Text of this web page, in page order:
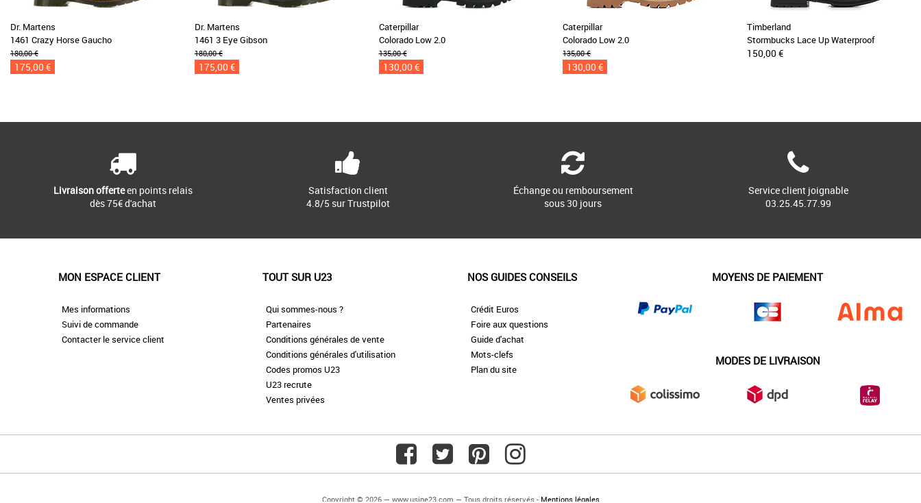
Dr. Martens
1461 Crazy Horse Gaucho
180,00 €
175,00 €
Dr. Martens
1461 3 Eye Gibson
180,00 €
175,00 €
Caterpillar
Colorado Low 2.0
135,00 €
130,00 €
Caterpillar
Colorado Low 2.0
135,00 €
130,00 €
Timberland
Stormbucks Lace Up Waterproof
150,00 €
Livraison offerteen points relais
dès 75€ d'achat
Satisfaction client
4.8/5 sur Trustpilot
Échange ou remboursement
sous 30 jours
Service client joignable
03.25.45.77.99
MON ESPACE CLIENT
Mes informations
Suivi de commande
Contacter le service client
TOUT SUR U23
Qui sommes-nous ?
Partenaires
Conditions générales de vente
Conditions générales d'utilisation
Codes promos U23
U23 recrute
Ventes privées
NOS GUIDES CONSEILS
Crédit Euros
Foire aux questions
Guide d'achat
Mots-clefs
Plan du site
MOYENS DE PAIEMENT
MODES DE LIVRAISON
Copyright © 2026 — www.usine23.com — Tous droits réservés - Mentions légales